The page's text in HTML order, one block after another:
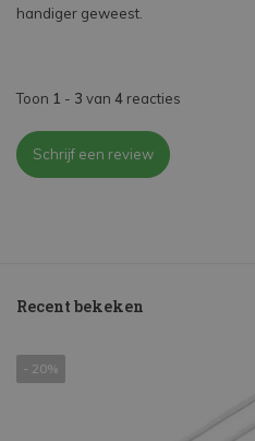
handiger geweest.
Toon 1 - 3 van 4 reacties
Schrijf een review
Recent bekeken
- 20%